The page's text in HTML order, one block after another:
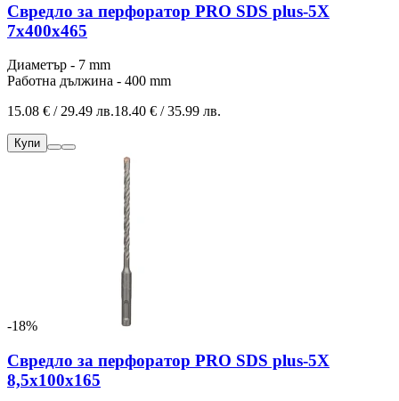
Свредло за перфоратор PRO SDS plus-5X
7x400x465
Диаметър - 7 mm
Работна дължина - 400 mm
15.08 € / 29.49 лв.18.40 € / 35.99 лв.
Купи
-18%
Свредло за перфоратор PRO SDS plus-5X
8,5x100x165